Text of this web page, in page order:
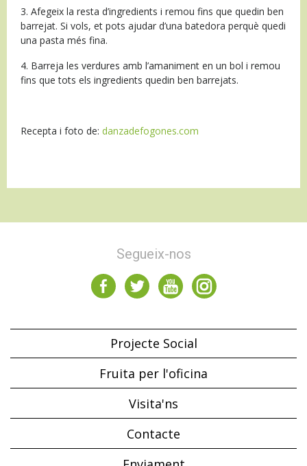
3. Afegeix la resta d’ingredients i remou fins que quedin ben
barrejat. Si vols, et pots ajudar d’una batedora perquè quedi
una pasta més fina.
4. Barreja les verdures amb l’amaniment en un bol i remou
fins que tots els ingredients quedin ben barrejats.
Recepta i foto de: danzadefogones.com
Segueix-nos
Projecte Social
Fruita per l'oficina
Visita'ns
Contacte